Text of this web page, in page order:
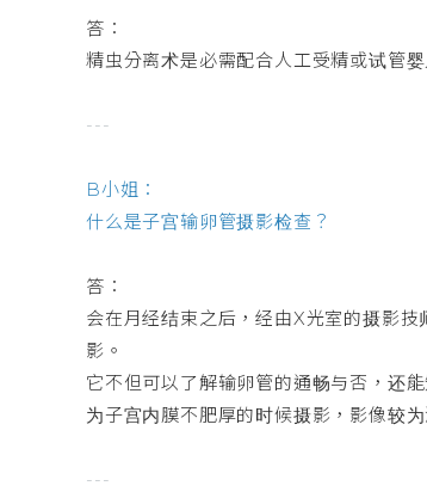
答：
精虫分离术是必需配合人工受精或试管婴
---
B小姐：
什么是子宫输卵管摄影检查？
答：
会在月经结束之后，经由X光室的摄影
影。
它不但可以了解输卵管的通畅与否，还
为子宫内膜不肥厚的时候摄影，影像较为
---